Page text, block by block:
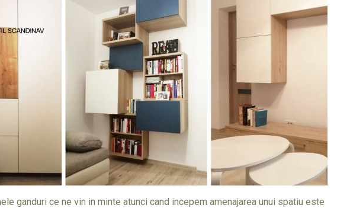
ganduri ce ne vin in minte atunci cand incepem amenajarea unui spatiu este